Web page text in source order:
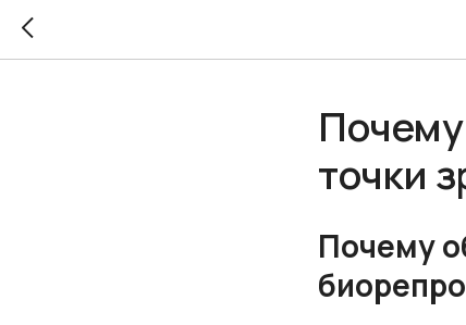
Почему
точки
Почему